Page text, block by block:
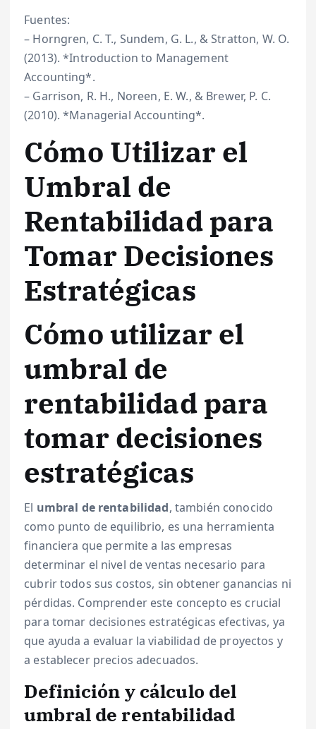
Fuentes:
– Horngren, C. T., Sundem, G. L., & Stratton, W. O.
(2013). *Introduction to Management
Accounting*.
– Garrison, R. H., Noreen, E. W., & Brewer, P. C.
(2010). *Managerial Accounting*.
Cómo Utilizar el
Umbral de
Rentabilidad para
Tomar Decisiones
Estratégicas
Cómo utilizar el
umbral de
rentabilidad para
tomar decisiones
estratégicas
El umbral de rentabilidad, también conocido
como punto de equilibrio, es una herramienta
financiera que permite a las empresas
determinar el nivel de ventas necesario para
cubrir todos sus costos, sin obtener ganancias ni
pérdidas. Comprender este concepto es crucial
para tomar decisiones estratégicas efectivas, ya
que ayuda a evaluar la viabilidad de proyectos y
a establecer precios adecuados.
Definición y cálculo del
umbral de rentabilidad